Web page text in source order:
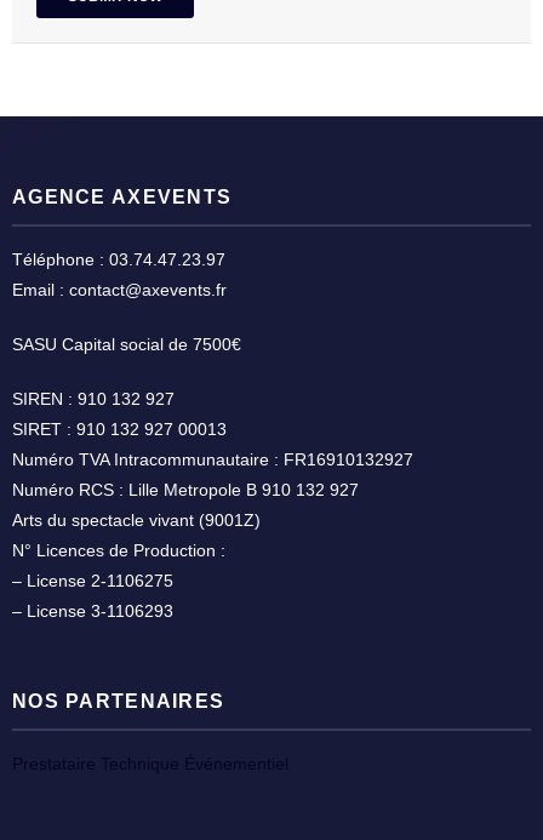
AGENCE AXEVENTS
Téléphone : 03.74.47.23.97
Email : contact@axevents.fr
SASU Capital social de 7500€
SIREN : 910 132 927
SIRET : 910 132 927 00013
Numéro TVA Intracommunautaire : FR16910132927
Numéro RCS : Lille Metropole B 910 132 927
Arts du spectacle vivant (9001Z)
N° Licences de Production :
– License 2-1106275
– License 3-1106293
NOS PARTENAIRES